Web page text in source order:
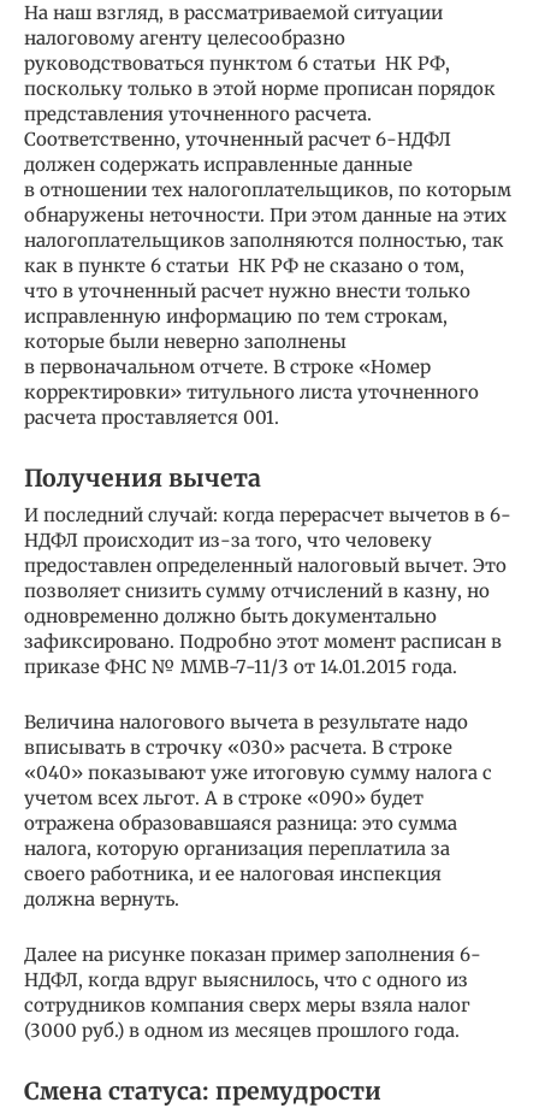
На наш взгляд, в рассматриваемой ситуации
налоговому агенту целесообразно
руководствоваться пунктом 6 статьи НК РФ,
поскольку только в этой норме прописан порядок
представления уточненного расчета.
Соответственно, уточненный расчет 6-НДФЛ
должен содержать исправленные данные
в отношении тех налогоплательщиков, по которым
обнаружены неточности. При этом данные на этих
налогоплательщиков заполняются полностью, так
как в пункте 6 статьи НК РФ не сказано о том,
что в уточненный расчет нужно внести только
исправленную информацию по тем строкам,
которые были неверно заполнены
в первоначальном отчете. В строке «Номер
корректировки» титульного листа уточненного
расчета проставляется 001.
Получения вычета
И последний случай: когда перерасчет вычетов в 6-
НДФЛ происходит из-за того, что человеку
предоставлен определенный налоговый вычет. Это
позволяет снизить сумму отчислений в казну, но
одновременно должно быть документально
зафиксировано. Подробно этот момент расписан в
приказе ФНС № ММВ-7-11/3 от 14.01.2015 года.
Величина налогового вычета в результате надо
вписывать в строчку «030» расчета. В строке
«040» показывают уже итоговую сумму налога с
учетом всех льгот. А в строке «090» будет
отражена образовавшаяся разница: это сумма
налога, которую организация переплатила за
своего работника, и ее налоговая инспекция
должна вернуть.
Далее на рисунке показан пример заполнения 6-
НДФЛ, когда вдруг выяснилось, что с одного из
сотрудников компания сверх меры взяла налог
(3000 руб.) в одном из месяцев прошлого года.
Смена статуса: премудрости